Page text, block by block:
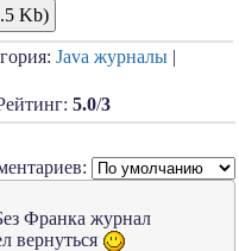
Kb)
Java журналы |
5.0/3
Франка журнал
вернуться